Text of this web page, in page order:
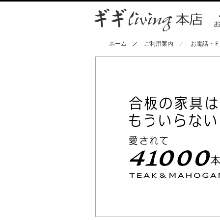
ホーム ご利用案内 お電話・